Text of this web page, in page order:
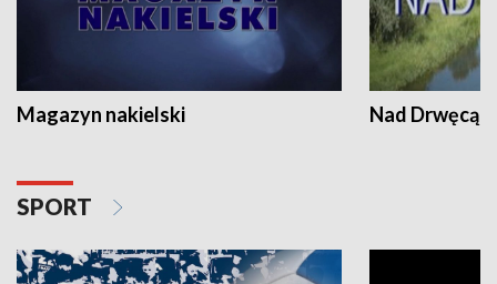
Magazyn nakielski Nad Drwęcą
SPORT